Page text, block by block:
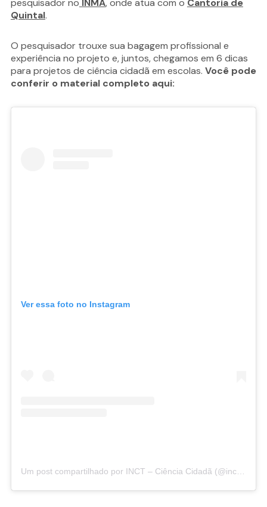
pesquisador no INMA, onde atua com o Cantoria de
Quintal.
O pesquisador trouxe sua bagagem profissional e
experiência no projeto e, juntos, chegamos em 6 dicas
para projetos de ciência cidadã em escolas. Você pode
conferir o material completo aqui:
Ver essa foto no Instagram
Um post compartilhado por INCT – Ciência Cidadã (@inctcienciacidada)